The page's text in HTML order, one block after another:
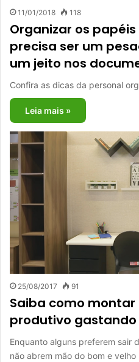
11/01/2018 118
Organizar os
precisa ser um
um jeito nos
Confira as dicas da personal
Leia mais »
25/08/2017 91
Saiba como
produtivo gastando
Enquanto alguns preferem sair
não abrem mão do bom e